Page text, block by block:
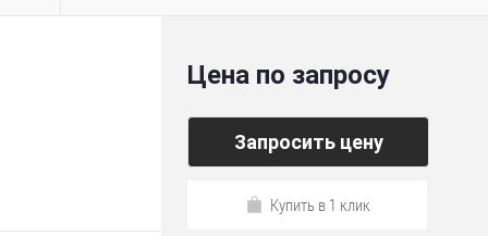
Цена по запросу
Запросить цену
Купить в 1 клик